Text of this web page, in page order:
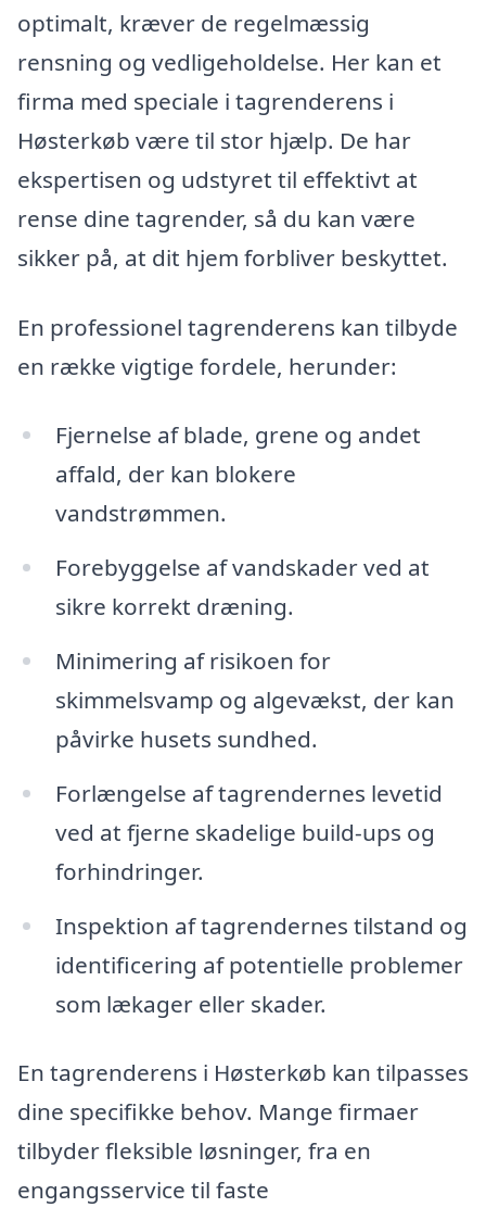
optimalt, kræver de regelmæssig
rensning og vedligeholdelse. Her kan et
firma med speciale i tagrenderens i
Høsterkøb være til stor hjælp. De har
ekspertisen og udstyret til effektivt at
rense dine tagrender, så du kan være
sikker på, at dit hjem forbliver beskyttet.
En professionel tagrenderens kan tilbyde
en række vigtige fordele, herunder:
Fjernelse af blade, grene og andet
affald, der kan blokere
vandstrømmen.
Forebyggelse af vandskader ved at
sikre korrekt dræning.
Minimering af risikoen for
skimmelsvamp og algevækst, der kan
påvirke husets sundhed.
Forlængelse af tagrendernes levetid
ved at fjerne skadelige build-ups og
forhindringer.
Inspektion af tagrendernes tilstand og
identificering af potentielle problemer
som lækager eller skader.
En tagrenderens i Høsterkøb kan tilpasses
dine specifikke behov. Mange firmaer
tilbyder fleksible løsninger, fra en
engangsservice til faste